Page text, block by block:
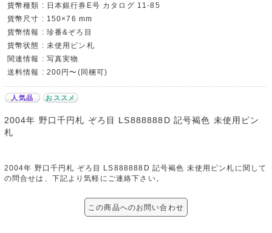
貨幣種類 : 日本銀行券E号 カタログ 11-85
貨幣尺寸 : 150×76 mm
貨幣情報 : 珍番&ぞろ目
貨幣状態 : 未使用ピン札
関連情報 : 写真実物
送料情報 : 200円〜(同梱可)
人気品 おススメ
2004年 野口千円札 ぞろ目 LS888888D 記号褐色 未使用ピン
札
2004年 野口千円札 ぞろ目 LS888888D 記号褐色 未使用ピン札に関して
の問合せは、下記より気軽にご連絡下さい。
この商品へのお問い合わせ